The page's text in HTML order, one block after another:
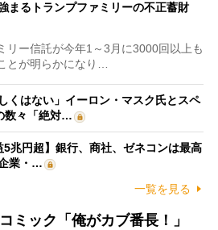
まるトランプファミリーの不正蓄財
ー信託が今年1～3月に3000回以上も
とが明らかになり…
くはない」イーロン・マスク氏とスペ
数々「絶対…
5兆円超】銀行、商社、ゼネコンは最高
業・…
一覧を見る
ミック「俺がカブ番長！」